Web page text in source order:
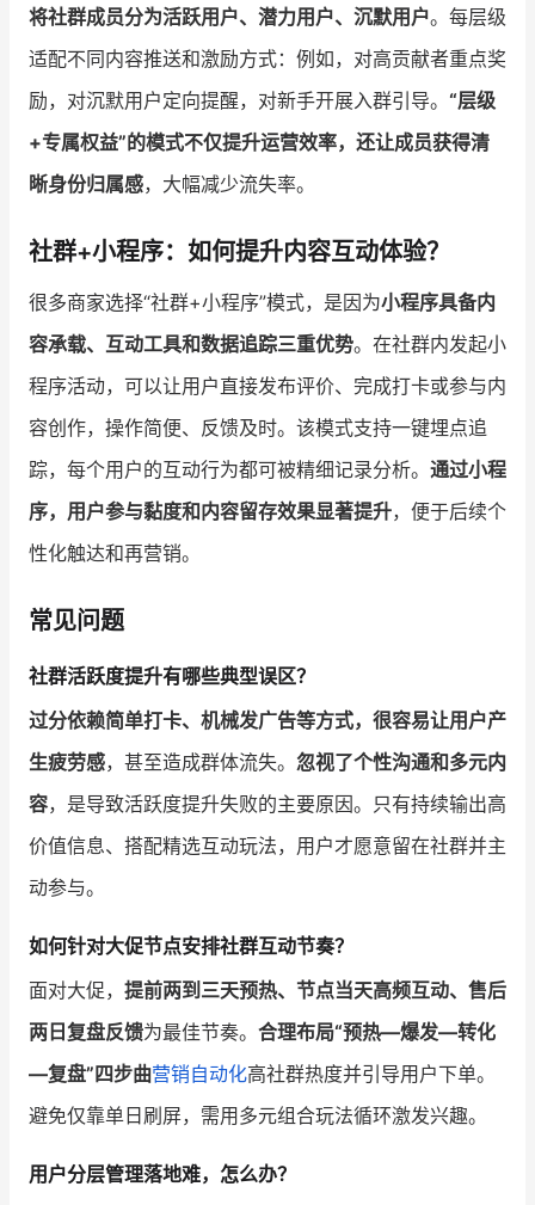
将社群成员分为活跃用户、潜力用户、沉默用户。每层级
适配不同内容推送和激励方式：例如，对高贡献者重点奖
励，对沉默用户定向提醒，对新手开展入群引导。 “层级
+专属权益”的模式不仅提升运营效率，还让成员获得清
晰身份归属感，大幅减少流失率。
社群+小程序：如何提升内容互动体验？
很多商家选择“社群+小程序”模式，是因为小程序具备内
容承载、互动工具和数据追踪三重优势。在社群内发起小
程序活动，可以让用户直接发布评价、完成打卡或参与内
容创作，操作简便、反馈及时。该模式支持一键埋点追
踪，每个用户的互动行为都可被精细记录分析。 通过小程
序，用户参与黏度和内容留存效果显著提升，便于后续个
性化触达和再营销。
常见问题
社群活跃度提升有哪些典型误区？
过分依赖简单打卡、机械发广告等方式，很容易让用户产
生疲劳感，甚至造成群体流失。 忽视了个性沟通和多元内
容，是导致活跃度提升失败的主要原因。只有持续输出高
价值信息、搭配精选互动玩法，用户才愿意留在社群并主
动参与。
如何针对大促节点安排社群互动节奏？
面对大促， 提前两到三天预热、节点当天高频互动、售后
两日复盘反馈为最佳节奏。 合理布局“预热—爆发—转化
—复盘”四步曲营销自动化高社群热度并引导用户下单。
避免仅靠单日刷屏，需用多元组合玩法循环激发兴趣。
用户分层管理落地难，怎么办？